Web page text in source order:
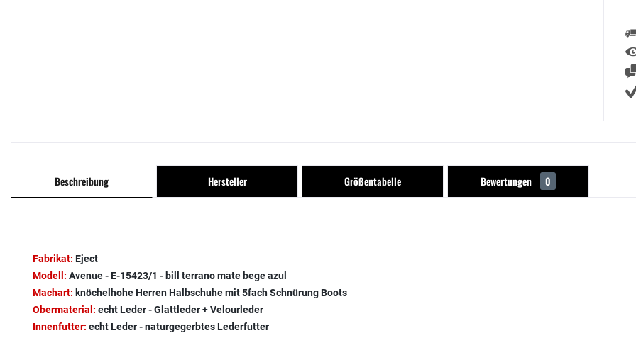
Beschreibung Hersteller Größentabelle Bewertungen 0
Fabrikat: Eject
Modell: Avenue - E-15423/1 - bill terrano mate bege azul
Machart: knöchelhohe Herren Halbschuhe mit 5fach Schnürung Boots
Obermaterial: echt Leder - Glattleder + Velourleder
Innenfutter: echt Leder - naturgegerbtes Lederfutter